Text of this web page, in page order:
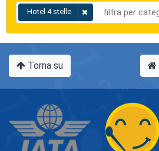
Hotel 4 stelle
Torna su